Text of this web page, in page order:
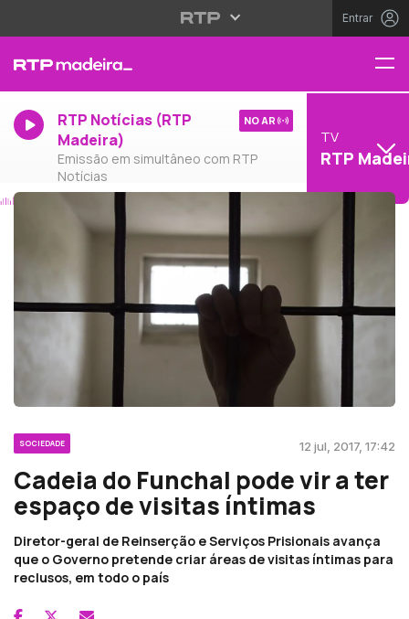
Entrar
RTP Notícias (RTP
Madeira)
Emissão em simultâneo com RTP
Notícias
NO AR
TV
RTP
SOCIEDADE 12 jul, 2017, 17:42
Cadeia do Funchal pode vir a ter
espaço de visitas íntimas
Diretor-geral de Reinserção e Serviços Prisionais avança
que o Governo pretende criar áreas de visitas íntimas para
reclusos, em todo o país